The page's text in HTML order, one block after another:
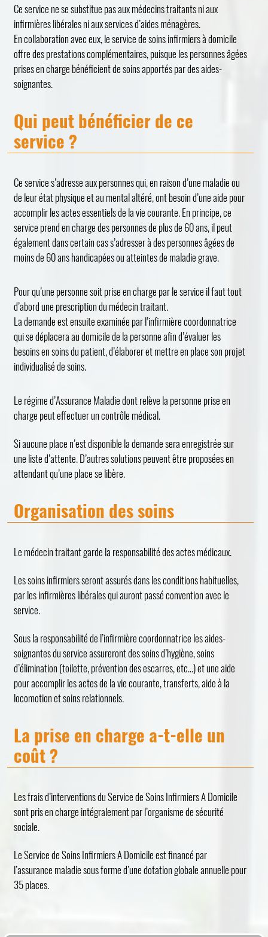
Ce service ne se substitue pas aux médecins traitants ni aux
infirmières libérales ni aux services d’aides ménagères.
En collaboration avec eux, le service de soins infirmiers à domicile
offre des prestations complémentaires, puisque les personnes âgées
prises en charge bénéficient de soins apportés par des aides-
soignantes.
Qui peut bénéficier de ce
service ?
Ce service s’adresse aux personnes qui, en raison d’une maladie ou
de leur état physique et au mental altéré, ont besoin d’une aide pour
accomplir les actes essentiels de la vie courante. En principe, ce
service prend en charge des personnes de plus de 60 ans, il peut
également dans certain cas s’adresser à des personnes âgées de
moins de 60 ans handicapées ou atteintes de maladie grave.
Pour qu’une personne soit prise en charge par le service il faut tout
d’abord une prescription du médecin traitant.
La demande est ensuite examinée par l’infirmière coordonnatrice
qui se déplacera au domicile de la personne afin d’évaluer les
besoins en soins du patient, d’élaborer et mettre en place son projet
individualisé de soins.
Le régime d’Assurance Maladie dont relève la personne prise en
charge peut effectuer un contrôle médical.
Si aucune place n’est disponible la demande sera enregistrée sur
une liste d’attente. D’autres solutions peuvent être proposées en
attendant qu’une place se libère.
Organisation des soins
Le médecin traitant garde la responsabilité des actes médicaux.
Les soins infirmiers seront assurés dans les conditions habituelles,
par les infirmières libérales qui auront passé convention avec le
service.
Sous la responsabilité de l’infirmière coordonnatrice les aides-
soignantes du service assureront des soins d’hygiène, soins
d’élimination (toilette, prévention des escarres, etc…) et une aide
pour accomplir les actes de la vie courante, transferts, aide à la
locomotion et soins relationnels.
La prise en charge a-t-elle un
coût ?
Les frais d’interventions du Service de Soins Infirmiers A Domicile
sont pris en charge intégralement par l’organisme de sécurité
sociale.
Le Service de Soins Infirmiers A Domicile est financé par
l’assurance maladie sous forme d’une dotation globale annuelle pour
35 places.